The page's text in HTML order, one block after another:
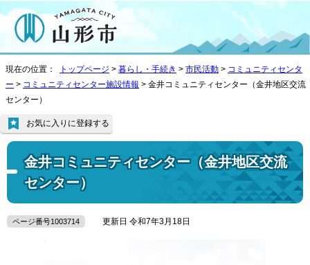
現在の位置： トップページ > 暮らし・手続き > 市民活動 > コミュニティセンタ
ー > コミュニティセンター施設情報 > 金井コミュニティセンター（金井地区交流
センター）
金井コミュニティセンター（金井地区交流
センター）
お気に入りに登録する
ページ番号1003714 更新日 令和7年3月18日